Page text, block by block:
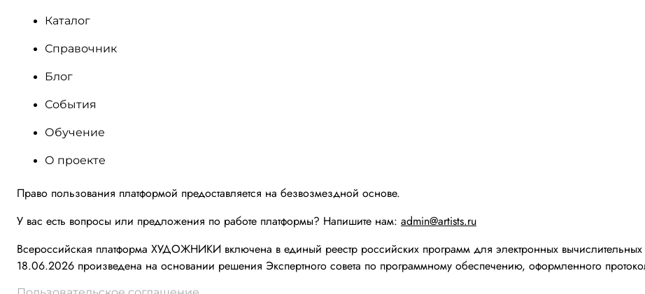
Каталог
Справочник
Блог
События
Обучение
О проекте
Право пользования платформой предоставляется на безвозмездной основе.
У вас есть вопросы или предложения по работе платформы? Напишите нам: admin@artists.ru
Всероссийская платформа ХУДОЖНИКИ включена в единый реестр российских программ для электронных
18.06.2026 произведена на основании решения Экспертного совета по программному обеспечению, оформленного